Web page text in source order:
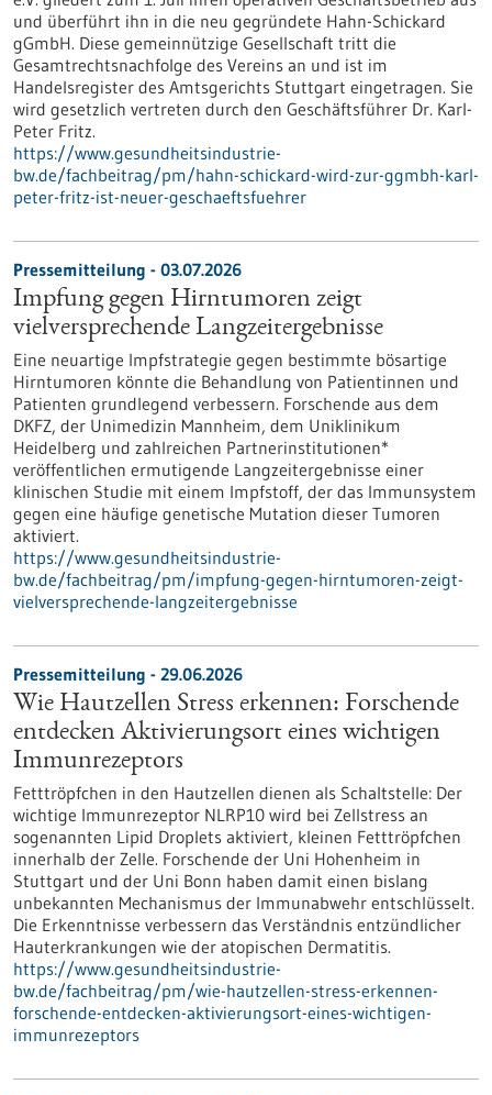
und überführt ihn in die neu gegründete Hahn-Schickard
gGmbH. Diese gemeinnützige Gesellschaft tritt die
Gesamtrechtsnachfolge des Vereins an und ist im
Handelsregister des Amtsgerichts Stuttgart eingetragen. Sie
wird gesetzlich vertreten durch den Geschäftsführer Dr. Karl-
Peter Fritz.
https://www.gesundheitsindustrie-
bw.de/fachbeitrag/pm/hahn-schickard-wird-zur-ggmbh-karl-
peter-fritz-ist-neuer-geschaeftsfuehrer
Pressemitteilung - 03.07.2026
Impfung gegen Hirntumoren zeigt
vielversprechende Langzeitergebnisse
Eine neuartige Impfstrategie gegen bestimmte bösartige
Hirntumoren könnte die Behandlung von Patientinnen und
Patienten grundlegend verbessern. Forschende aus dem
DKFZ, der Unimedizin Mannheim, dem Uniklinikum
Heidelberg und zahlreichen Partnerinstitutionen*
veröffentlichen ermutigende Langzeitergebnisse einer
klinischen Studie mit einem Impfstoff, der das Immunsystem
gegen eine häufige genetische Mutation dieser Tumoren
aktiviert.
https://www.gesundheitsindustrie-
bw.de/fachbeitrag/pm/impfung-gegen-hirntumoren-zeigt-
vielversprechende-langzeitergebnisse
Pressemitteilung - 29.06.2026
Wie Hautzellen Stress erkennen: Forschende
entdecken Aktivierungsort eines wichtigen
Immunrezeptors
Fetttröpfchen in den Hautzellen dienen als Schaltstelle: Der
wichtige Immunrezeptor NLRP10 wird bei Zellstress an
sogenannten Lipid Droplets aktiviert, kleinen Fetttröpfchen
innerhalb der Zelle. Forschende der Uni Hohenheim in
Stuttgart und der Uni Bonn haben damit einen bislang
unbekannten Mechanismus der Immunabwehr entschlüsselt.
Die Erkenntnisse verbessern das Verständnis entzündlicher
Hauterkrankungen wie der atopischen Dermatitis.
https://www.gesundheitsindustrie-
bw.de/fachbeitrag/pm/wie-hautzellen-stress-erkennen-
forschende-entdecken-aktivierungsort-eines-wichtigen-
immunrezeptors